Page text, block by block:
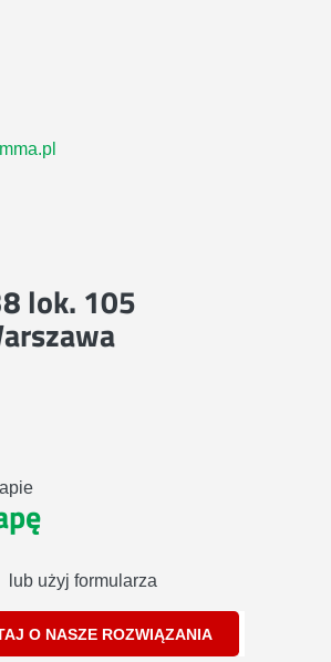
lok. 105
lub użyj formularza
O NASZE ROZWIĄZANIA